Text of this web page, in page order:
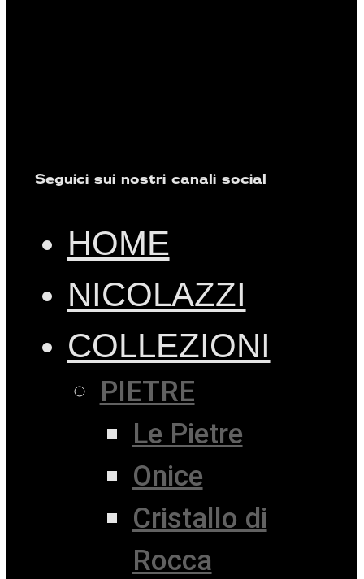
Seguici sui nostri canali social
HOME
NICOLAZZI
COLLEZIONI
PIETRE
Le Pietre
Onice
Cristallo di
Rocca